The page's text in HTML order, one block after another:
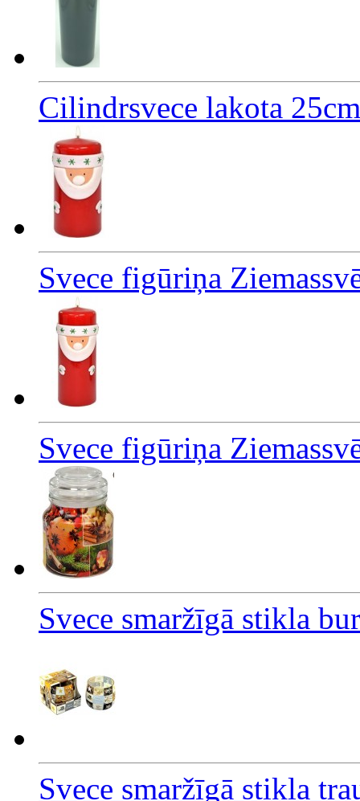
Cilindrsvece lakota
Svece figūriņa
Svece figūriņa
Svece smaržīgā stikla
Svece smaržīgā stikla